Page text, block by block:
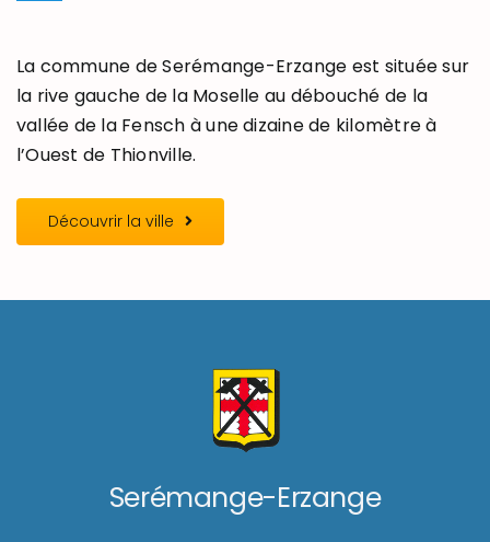
La commune de Serémange-Erzange est située sur
la rive gauche de la Moselle au débouché de la
vallée de la Fensch à une dizaine de kilomètre à
l’Ouest de Thionville.
Découvrir la ville
Serémange-Erzange